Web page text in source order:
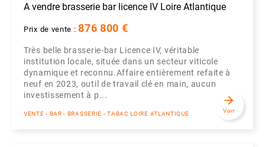
A vendre brasserie bar licence IV Loire Atlantique
Prix de vente :876 800 €
Très belle brasserie-bar Licence IV, véritable
institution locale, située dans un secteur viticole
dynamique et reconnu.Affaire entièrement refaite à
neuf en 2023, outil de travail clé en main, aucun
investissement à p...
VENTE - BAR - BRASSERIE - TABAC LOIRE ATLANTIQUE
arrow_forward
Voir